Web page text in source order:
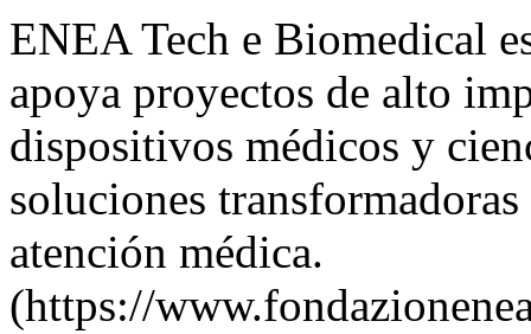
ENEA Tech e Biomedical
apoya proyectos de alto
dispositivos médicos y
soluciones
atención médica.
(https://